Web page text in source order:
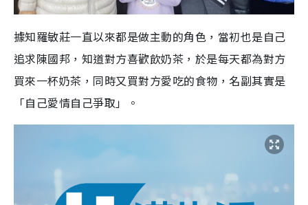
據知羅敏莊一直以來都是做主動的角色，當初也是自己
追求陳國邦，知道對方喜歡飲奶茶，於是每天都為對方
買來一杯奶茶，同時又買對方愛吃的食物，名副其實是
「自己愛情自己爭取」。